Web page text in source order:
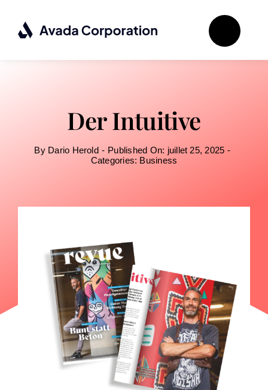
contenu
Der Intuitive
By Dario Herold - Published On: juillet 25, 2025 -
Categories: Business